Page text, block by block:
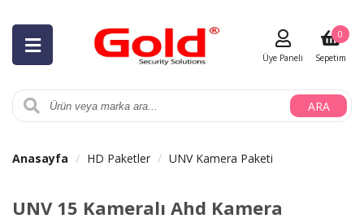
ARA
Üye Paneli Sepetim
0
Anasayfa HD Paketler UNV Kamera Paketi
UNV 15 Kameralı Ahd Kamera